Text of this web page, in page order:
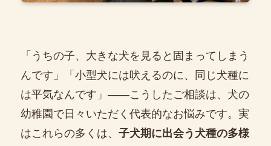
「うちの子、大きな犬を見ると固まってしまう
んです」「小型犬には吠えるのに、同じ犬種に
は平気なんです」――こうしたご相談は、犬の
幼稚園で日々いただく代表的なお悩みです。実
はこれらの多くは、 子犬期に出会う犬種の多様